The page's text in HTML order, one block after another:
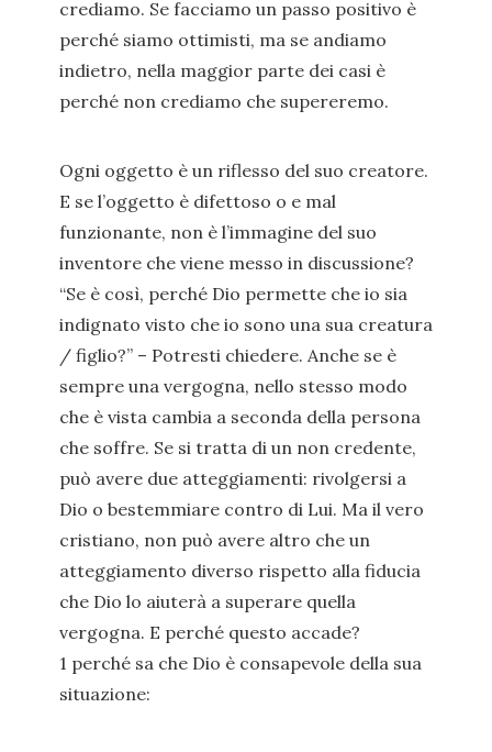
crediamo. Se facciamo un passo positivo è
perché siamo ottimisti, ma se andiamo
indietro, nella maggior parte dei casi è
perché non crediamo che supereremo.
Ogni oggetto è un riflesso del suo creatore.
E se l’oggetto è difettoso o e mal
funzionante, non è l’immagine del suo
inventore che viene messo in discussione?
“Se è così, perché Dio permette che io sia
indignato visto che io sono una sua creatura
/ figlio?” – Potresti chiedere. Anche se è
sempre una vergogna, nello stesso modo
che è vista cambia a seconda della persona
che soffre. Se si tratta di un non credente,
può avere due atteggiamenti: rivolgersi a
Dio o bestemmiare contro di Lui. Ma il vero
cristiano, non può avere altro che un
atteggiamento diverso rispetto alla fiducia
che Dio lo aiuterà a superare quella
vergogna. E perché questo accade?
1 perché sa che Dio è consapevole della sua
situazione: